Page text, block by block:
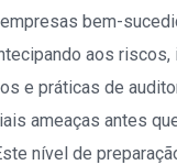
bem-
aos riscos,
e práticas de
ameaças antes
nível de